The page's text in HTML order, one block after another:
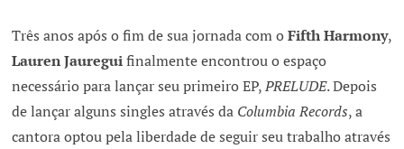
Três anos após o fim de sua jornada com oFifth Harmony,
Lauren Jaureguifinalmente encontrou o espaço
necessário para lançar seu primeiro EP,PRELUDE. Depois
de lançar alguns singles através da Columbia Records, a
cantora optou pela liberdade de seguir seu trabalho através